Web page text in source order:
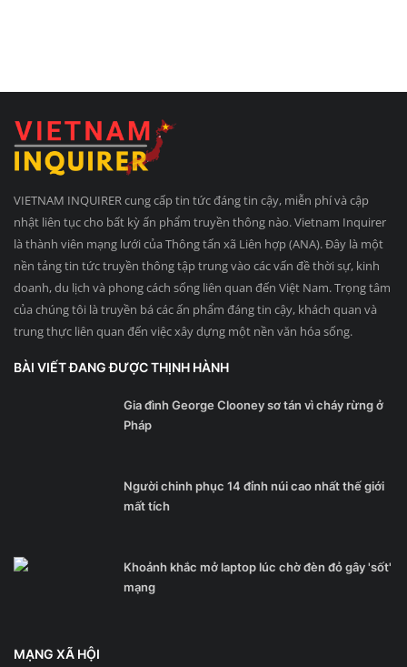
VIETNAM INQUIRER cung cấp tin tức đáng tin cậy, miễn phí và cập
nhật liên tục cho bất kỳ ấn phẩm truyền thông nào. Vietnam Inquirer
là thành viên mạng lưới của Thông tấn xã Liên hợp (ANA). Đây là một
nền tảng tin tức truyền thông tập trung vào các vấn đề thời sự, kinh
doanh, du lịch và phong cách sống liên quan đến Việt Nam. Trọng tâm
của chúng tôi là truyền bá các ấn phẩm đáng tin cậy, khách quan và
trung thực liên quan đến việc xây dựng một nền văn hóa sống.
BÀI VIẾT ĐANG ĐƯỢC THỊNH HÀNH
Gia đình George Clooney sơ tán vì cháy rừng ở
Pháp
Người chinh phục 14 đỉnh núi cao nhất thế giới
mất tích
Khoảnh khắc mở laptop lúc chờ đèn đỏ gây 'sốt'
mạng
MẠNG XÃ HỘI